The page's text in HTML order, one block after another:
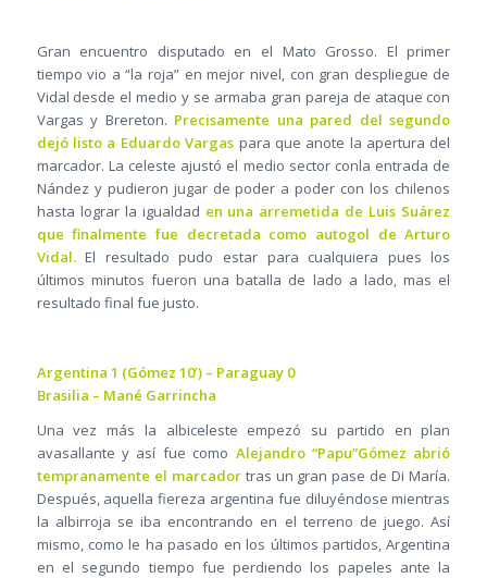
Gran encuentro disputado en el Mato Grosso. El primer
tiempo vio a “la roja” en mejor nivel, con gran despliegue de
Vidal desde el medio y se armaba gran pareja de ataque con
Vargas y Brereton. Precisamente una pared del segundo
dejó listo a Eduardo Vargas para que anote la apertura del
marcador. La celeste ajustó el medio sector conla entrada de
Nández y pudieron jugar de poder a poder con los chilenos
hasta lograr la igualdad en una arremetida de Luis Suárez
que finalmente fue decretada como autogol de Arturo
Vidal.El resultado pudo estar para cualquiera pues los
últimos minutos fueron una batalla de lado a lado, mas el
resultado final fue justo.
Argentina 1 (Gómez 10’) – Paraguay 0
Brasilia – Mané Garrincha
Una vez más la albiceleste empezó su partido en plan
avasallante y así fue como Alejandro “Papu”Gómez abrió
tempranamente el marcadortras un gran pase de Di María.
Después, aquella fiereza argentina fue diluyéndose mientras
la albirroja se iba encontrando en el terreno de juego. Así
mismo, como le ha pasado en los últimos partidos, Argentina
en el segundo tiempo fue perdiendo los papeles ante la